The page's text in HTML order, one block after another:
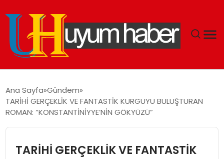
EKONOMI
Ana Sayfa Gündem
TARİHİ GERÇEKLİK VE FANTASTİK KURGUYU BULUŞTURAN
ROMAN: “KONSTANTİNİYYE’NİN GÖKYÜZÜ”
TARİHİ GERÇEKLİK VE FANTASTİK